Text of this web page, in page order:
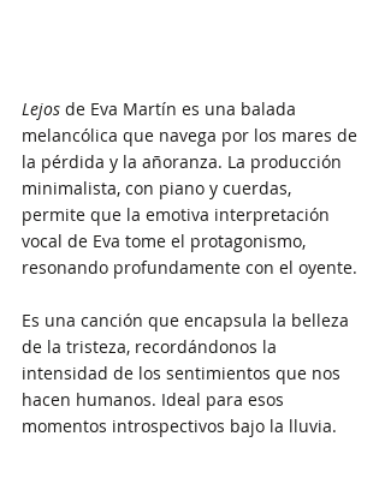
Lejos de Eva Martín es una balada
melancólica que navega por los mares de
la pérdida y la añoranza. La producción
minimalista, con piano y cuerdas,
permite que la emotiva interpretación
vocal de Eva tome el protagonismo,
resonando profundamente con el oyente.
Es una canción que encapsula la belleza
de la tristeza, recordándonos la
intensidad de los sentimientos que nos
hacen humanos. Ideal para esos
momentos introspectivos bajo la lluvia.